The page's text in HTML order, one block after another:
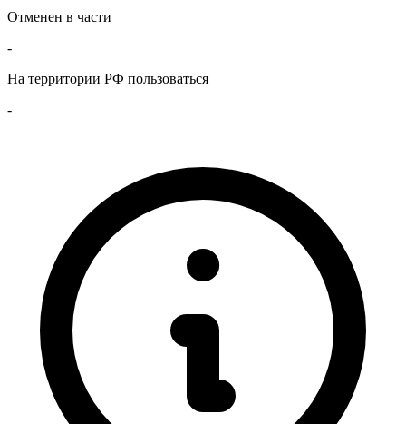
Отменен в части
-
На территории РФ пользоваться
-